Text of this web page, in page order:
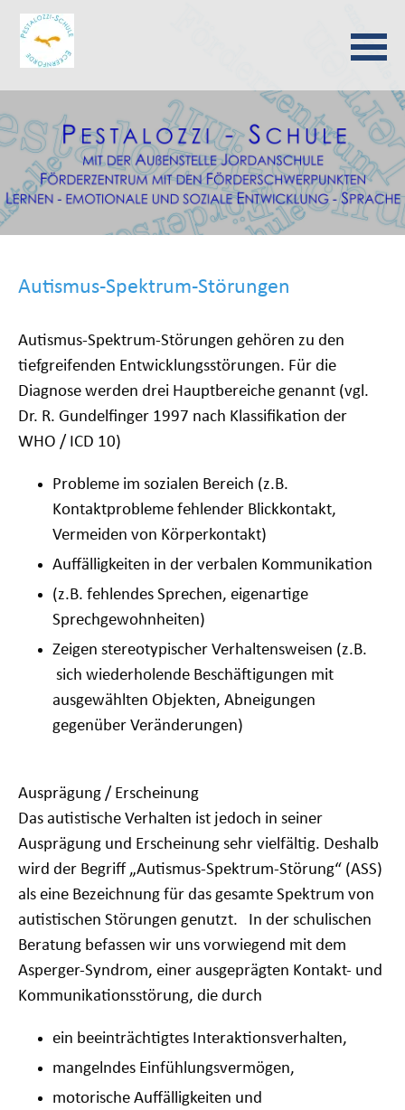
überspringen
Autismus-Spektrum-Störungen
Autismus-Spektrum-Störungen gehören zu den
tiefgreifenden Entwicklungsstörungen. Für die
Diagnose werden drei Hauptbereiche genannt (vgl.
Dr. R. Gundelfinger 1997 nach Klassifikation der
WHO / ICD 10)
Probleme im sozialen Bereich (z.B.
Kontaktprobleme fehlender Blickkontakt,
Vermeiden von Körperkontakt)
Auffälligkeiten in der verbalen Kommunikation
(z.B. fehlendes Sprechen, eigenartige
Sprechgewohnheiten)
Zeigen stereotypischer Verhaltensweisen (z.B.
sich wiederholende Beschäftigungen mit
ausgewählten Objekten, Abneigungen
gegenüber Veränderungen)
Ausprägung / Erscheinung
Das autistische Verhalten ist jedoch in seiner
Ausprägung und Erscheinung sehr vielfältig. Deshalb
wird der Begriff „Autismus-Spektrum-Störung“ (ASS)
als eine Bezeichnung für das gesamte Spektrum von
autistischen Störungen genutzt. In der schulischen
Beratung befassen wir uns vorwiegend mit dem
Asperger-Syndrom, einer ausgeprägten Kontakt- und
Kommunikationsstörung, die durch
ein beeinträchtigtes Interaktionsverhalten,
mangelndes Einfühlungsvermögen,
motorische Auffälligkeiten und